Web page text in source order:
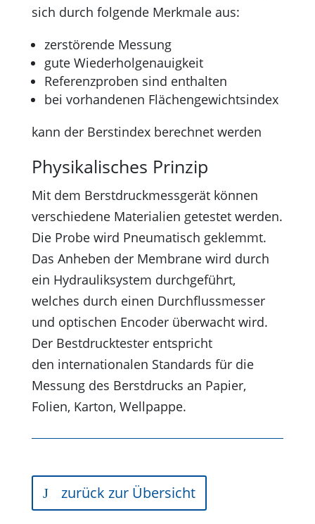
sich durch folgende Merkmale aus:
zerstörende Messung
gute Wiederholgenauigkeit
Referenzproben sind enthalten
bei vorhandenen Flächengewichtsindex
kann der Berstindex berechnet werden
Physikalisches Prinzip
Mit dem Berstdruckmessgerät können
verschiedene Materialien getestet werden.
Die Probe wird Pneumatisch geklemmt.
Das Anheben der Membrane wird durch
ein Hydrauliksystem durchgeführt,
welches durch einen Durchflussmesser
und optischen Encoder überwacht wird.
Der Bestdrucktester entspricht
den internationalen Standards für die
Messung des Berstdrucks an Papier,
Folien, Karton, Wellpappe.
zurück zur Übersicht